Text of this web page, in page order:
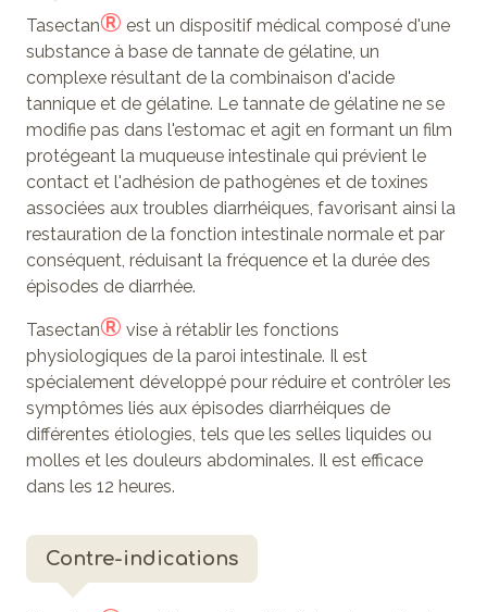
Tasectan® est un dispositif médical composé d'une
substance à base de tannate de gélatine, un
complexe résultant de la combinaison d'acide
tannique et de gélatine. Le tannate de gélatine ne se
modifie pas dans l'estomac et agit en formant un film
protégeant la muqueuse intestinale qui prévient le
contact et l'adhésion de pathogènes et de toxines
associées aux troubles diarrhéiques, favorisant ainsi la
restauration de la fonction intestinale normale et par
conséquent, réduisant la fréquence et la durée des
épisodes de diarrhée.
Tasectan® vise à rétablir les fonctions
physiologiques de la paroi intestinale. Il est
spécialement développé pour réduire et contrôler les
symptômes liés aux épisodes diarrhéiques de
différentes étiologies, tels que les selles liquides ou
molles et les douleurs abdominales. Il est efficace
dans les 12 heures.
Contre-indications